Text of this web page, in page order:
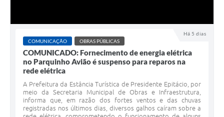
Há 5 dias
COMUNICAÇÃO OBRAS PÚBLICAS
COMUNICADO: Fornecimento de energia elétrica
no Parquinho Avião é suspenso para reparos na
rede elétrica
A Prefeitura da Estância Turística de Presidente Epitácio, por
meio da Secretaria Municipal de Obras e Infraestrutura,
informa que, em razão dos fortes ventos e das chuvas
registradas nos últimos dias, diversos galhos caíram sobre a